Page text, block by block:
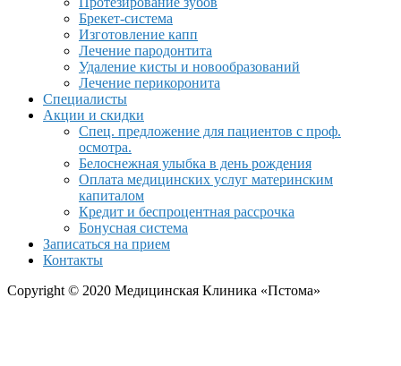
Брекет-система
Изготовление капп
Лечение пародонтита
Удаление кисты и новообразований
Лечение перикоронита
Специалисты
Акции и скидки
Спец. предложение для пациентов с проф.
осмотра.
Белоснежная улыбка в день рождения
Оплата медицинских услуг материнским
капиталом
Кредит и беспроцентная рассрочка
Бонусная система
Записаться на прием
Контакты
Copyright © 2020 Медицинская Клиника «Пстома»